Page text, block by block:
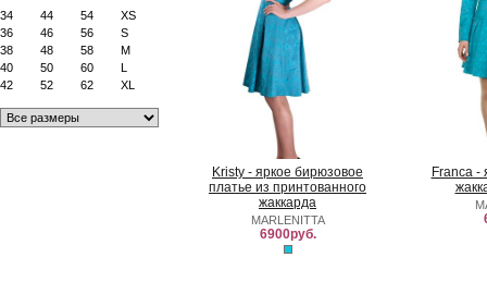
34 44 54
XS
36
46 56
S
38
48 58
M
40
50 60
L
42
52 62 XL
Kristy - яркое бирюзовое
платье из принтованного
жаккарда
MARLENITTA
6900руб.
Franca -